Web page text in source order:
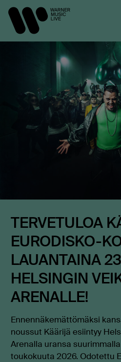
TERVETULOA
EURODISKO-
LAUANTAINA
HELSINGIN
ARENALLE!
Ennennäkemättömäksi
noussut Käärijä esiintyy
Arenalla uransa suurimmalla
toukokuuta 2026. Odotettu